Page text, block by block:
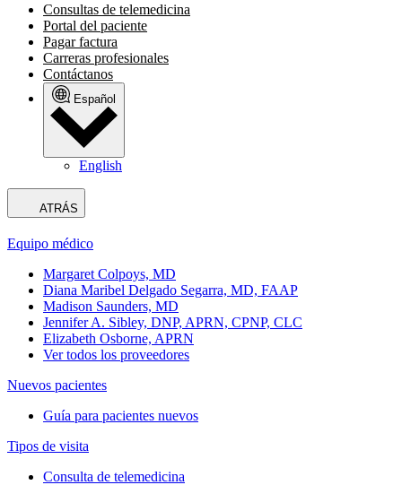
Consultas de telemedicina
Portal del paciente
Pagar factura
Carreras profesionales
Contáctanos
Español
English
ATRÁS
Equipo médico
Margaret Colpoys, MD
Diana Maribel Delgado Segarra, MD, FAAP
Madison Saunders, MD
Jennifer A. Sibley, DNP, APRN, CPNP, CLC
Elizabeth Osborne, APRN
Ver todos los proveedores
Nuevos pacientes
Guía para pacientes nuevos
Tipos de visita
Consulta de telemedicina